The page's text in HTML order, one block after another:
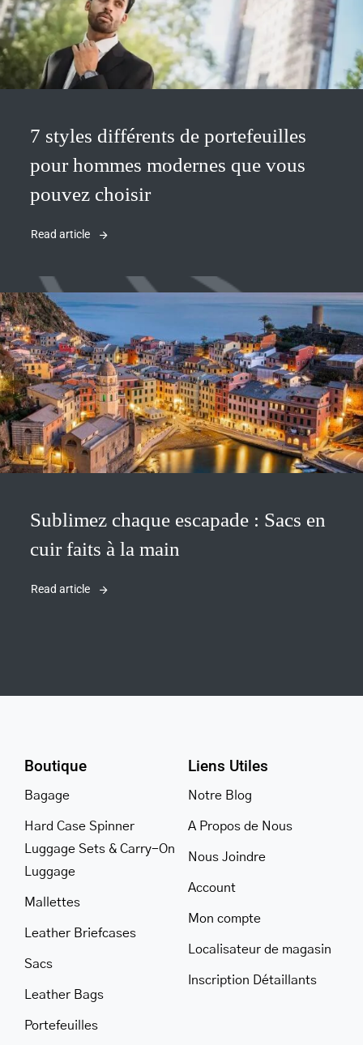
7 styles différents de portefeuilles
pour hommes modernes que vous
pouvez choisir
Read article
Sublimez chaque escapade : Sacs en
cuir faits à la main
Read article
Boutique
Bagage
Hard Case Spinner
Luggage Sets & Carry-On
Luggage
Mallettes
Leather Briefcases
Sacs
Leather Bags
Portefeuilles
Liens Utiles
Notre Blog
A Propos de Nous
Nous Joindre
Account
Mon compte
Localisateur de magasin
Inscription Détaillants